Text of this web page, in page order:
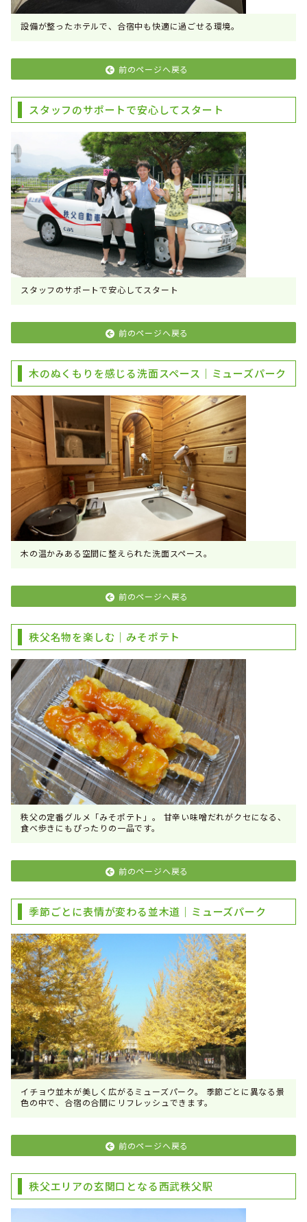
設備が整ったホテルで、合宿中も快適に過ごせる環境。
前のページへ戻る
スタッフのサポートで安心してスタート
スタッフのサポートで安心してスタート
前のページへ戻る
木のぬくもりを感じる洗面スペース｜ミューズパーク
木の温かみある空間に整えられた洗面スペース。
前のページへ戻る
秩父名物を楽しむ｜みそポテト
秩父の定番グルメ「みそポテト」。 甘辛い味噌だれがクセになる、
食べ歩きにもぴったりの一品です。
前のページへ戻る
季節ごとに表情が変わる並木道｜ミューズパーク
イチョウ並木が美しく広がるミューズパーク。 季節ごとに異なる景
色の中で、合宿の合間にリフレッシュできます。
前のページへ戻る
秩父エリアの玄関口となる西武秩父駅